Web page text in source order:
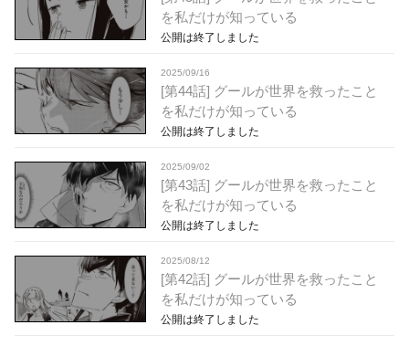
を私だけが知っている
公開は終了しました
2025/09/16
[第44話] グールが世界を救ったこと
を私だけが知っている
公開は終了しました
2025/09/02
[第43話] グールが世界を救ったこと
を私だけが知っている
公開は終了しました
2025/08/12
[第42話] グールが世界を救ったこと
を私だけが知っている
公開は終了しました